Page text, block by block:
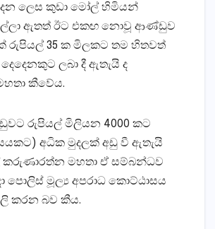
ලෙස කුඩා මෝල් හිමියන්
ඇතත් ඊට එකඟ නොවූ ආණ්‌ඩුව
රුපියල් 35 ක මිලකට තම හිතවත්
ලබා දී ඇතැයි ද
කීවේය.
රුපියල් මිලියන 4000 කට
අධික මුදලක්‌ අඩු වී ඇතැයි
කරුණාරත්න මහතා ඒ සම්බන්ධව
පොලිස්‌ මූල්‍ය අපරාධ කොට්‌ඨාසය
කරන බව කීය.